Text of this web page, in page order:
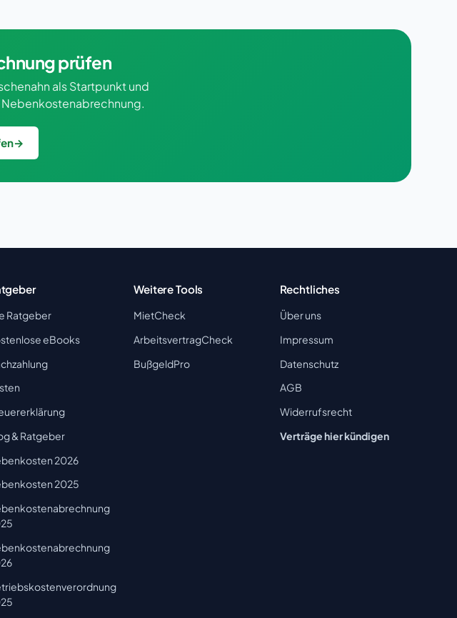
prüfen
als Startpunkt und
→
Ratgeber
eBooks
& Ratgeber
2026
2025
Weitere Tools
MietCheck
ArbeitsvertragCheck
BußgeldPro
Rechtliches
Über uns
Impressum
Datenschutz
AGB
Widerrufsrecht
Verträge hier kündigen